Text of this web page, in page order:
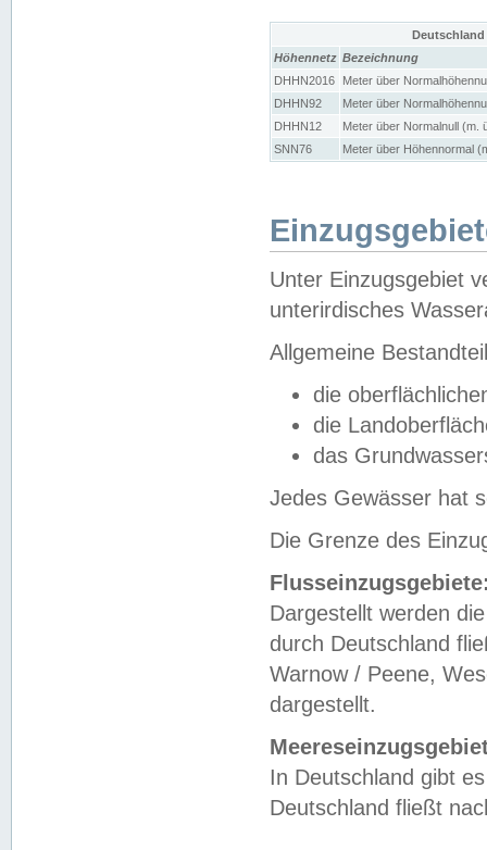
Höhennetz Bezeichnung
DHHN2016
Meter über
DHHN92
Meter über
DHHN12
Meter über Normalnull (m.
SNN76
Meter über Höhennormal
Unter Einzugsgebiet
unterirdisches
Allgemeine
die
die
das
Jedes Gewässer hat
Die Grenze des
Dargestellt werden
durch Deutschland
Warnow / Peene,
dargestellt.
In Deutschland gibt
Deutschland fließt